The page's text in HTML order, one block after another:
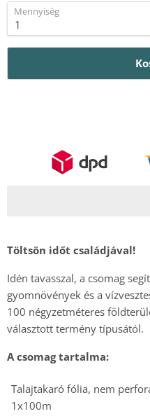
Mennyiség
Töltsön időt családjával!
Idén tavasszal, a csomag
gyomnövények és a
100 négyzetméteres
választott termény típusától.
A csomag tartalma:
Talajtakaró fólia, nem
1x100m